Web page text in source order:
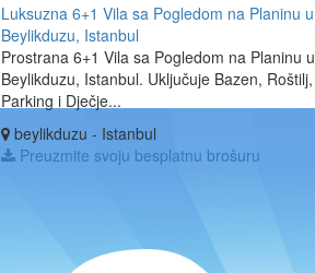
Luksuzna 6+1 Vila sa Pogledom na Planinu u
Beylikduzu, Istanbul
Prostrana 6+1 Vila sa Pogledom na Planinu u
Beylikduzu, Istanbul. Uključuje Bazen, Roštilj,
Parking i Dječje...
beylikduzu - Istanbul
Preuzmite svoju besplatnu brošuru